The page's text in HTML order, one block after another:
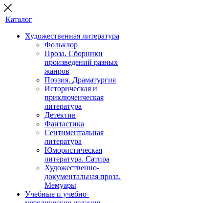
Каталог
Художественная литература
Фольклор
Проза. Сборники
произведений разных
жанров
Поэзия. Драматургия
Историческая и
приключенческая
литература
Детектив
Фантастика
Сентиментальная
литература
Юмористическая
литература. Сатира
Художественно-
документальная проза.
Мемуары
Учебные и учебно-